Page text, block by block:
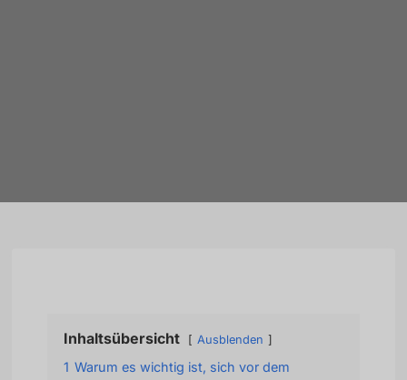
Inhaltsübersicht Ausblenden
1 Warum es wichtig ist, sich vor dem